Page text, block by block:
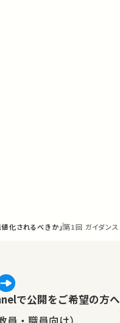
化されるべきか」第1回 ガイダンス
で公開をご希望の方へ